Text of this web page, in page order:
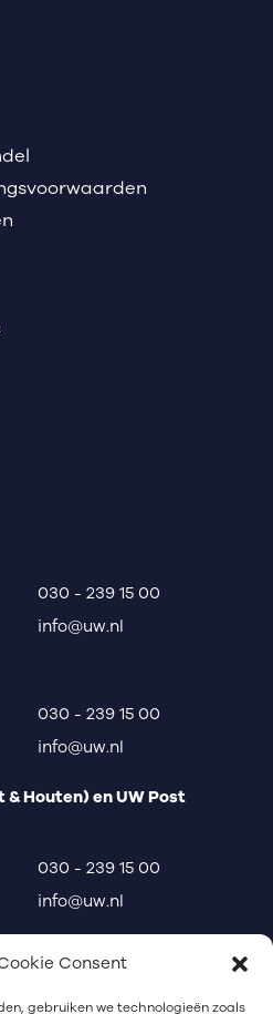
Consent
gebruiken we technologieën zoals
030 - 239 15 00
info@uw.nl
030 - 239 15 00
info@uw.nl
Houten) en UW Post
030 - 239 15 00
info@uw.nl